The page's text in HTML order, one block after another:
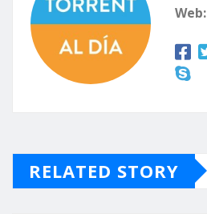
Web:
RELATED STORY